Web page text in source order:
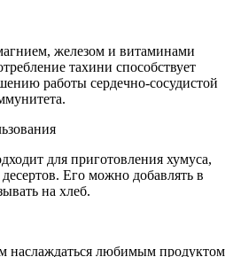
железом и витаминами
тахини способствует
работы сердечно-сосудистой
для приготовления хумуса,
Его можно добавлять в
на хлеб.
наслаждаться любимым продуктом